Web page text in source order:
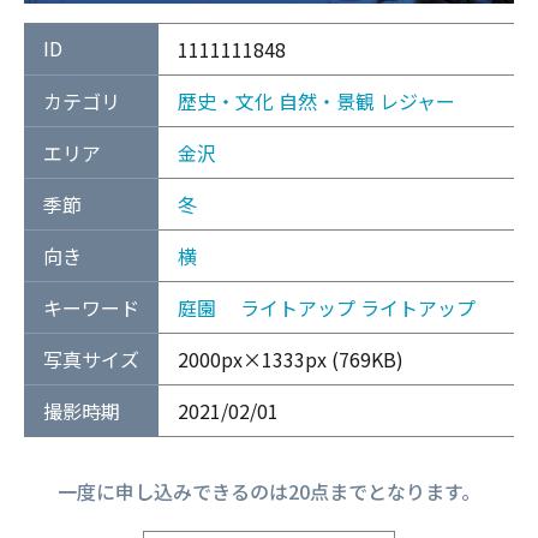
ID
1111111848
カテゴリ
歴史・文化 自然・景観 レジャー
エリア
金沢
季節
冬
向き
横
キーワード
庭園 ライトアップ ライトアップ
写真サイズ
2000px×1333px (769KB)
撮影時期
2021/02/01
一度に申し込みできるのは20点までとなります。